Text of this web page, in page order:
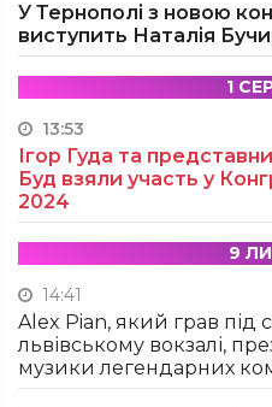
У Тернополі з новою
виступить Наталія
1
13:53
Ігор Гуда та
Буд взяли участь у
2024
9
14:41
Alex Pian, який грав під
львівському вокзалі,
музики легендарних